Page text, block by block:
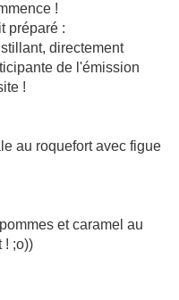
!
préparé :
directement
de l'émission
!
au roquefort avec figue
et caramel au
! ;o))